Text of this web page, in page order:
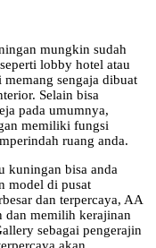
mungkin sudah
lobby hotel atau
sengaja dibuat
Selain bisa
pada umumnya,
memiliki fungsi
ruang anda.
kuningan bisa anda
model di pusat
dan terpercaya, AA
dan memilih kerajinan
sebagai pengerajin
akan